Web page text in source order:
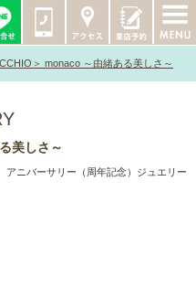
＞ monaco ～由緒ある美しさ～
美しさ～
アニバーサリー（周年記念）ジュエリー